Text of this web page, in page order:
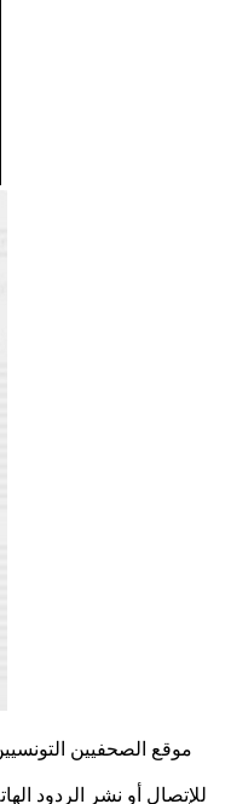
موقع الصحفيين